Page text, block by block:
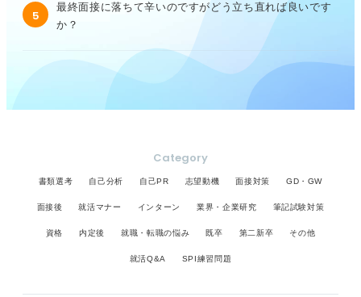
5
最終面接に落ちて辛いのですがどう立ち直れば良いです
か？
Category
書類選考 自己分析 自己PR 志望動機 面接対策 GD・GW
面接後 就活マナー インターン 業界・企業研究 筆記試験対策
資格 内定後 就職・転職の悩み 既卒 第二新卒 その他
就活Q&A SPI練習問題